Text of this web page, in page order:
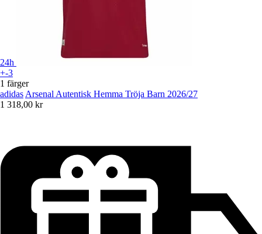
24h
+-3
1 färger
adidas Arsenal Autentisk Hemma Tröja Barn 2026/27
1 318,00 kr